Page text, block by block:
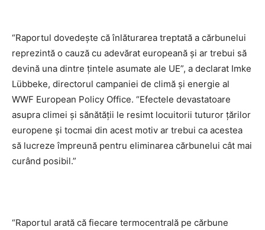
“Raportul dovedește că înlăturarea treptată a cărbunelui
reprezintă o cauză cu adevărat europeană și ar trebui să
devină una dintre țintele asumate ale UE”, a declarat Imke
Lübbeke, directorul campaniei de climă și energie al
WWF European Policy Office. “Efectele devastatoare
asupra climei și sănătății le resimt locuitorii tuturor țărilor
europene și tocmai din acest motiv ar trebui ca acestea
să lucreze împreună pentru eliminarea cărbunelui cât mai
curând posibil.”
“Raportul arată că fiecare termocentrală pe cărbune